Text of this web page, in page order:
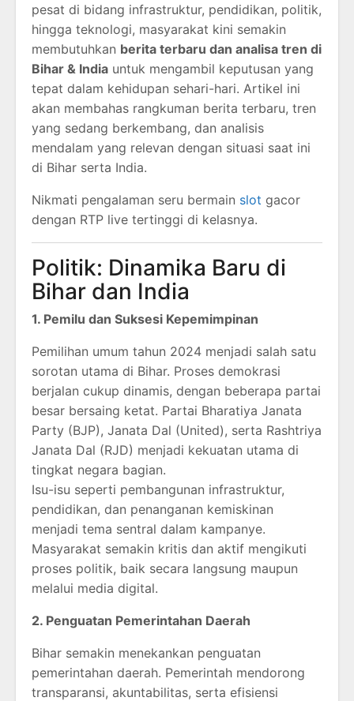
pesat di bidang infrastruktur, pendidikan, politik,
hingga teknologi, masyarakat kini semakin
membutuhkan berita terbaru dan analisa tren di
Bihar & India untuk mengambil keputusan yang
tepat dalam kehidupan sehari-hari. Artikel ini
akan membahas rangkuman berita terbaru, tren
yang sedang berkembang, dan analisis
mendalam yang relevan dengan situasi saat ini
di Bihar serta India.
Nikmati pengalaman seru bermain slot gacor
dengan RTP live tertinggi di kelasnya.
Politik: Dinamika Baru di
Bihar dan India
1. Pemilu dan Suksesi Kepemimpinan
Pemilihan umum tahun 2024 menjadi salah satu
sorotan utama di Bihar. Proses demokrasi
berjalan cukup dinamis, dengan beberapa partai
besar bersaing ketat. Partai Bharatiya Janata
Party (BJP), Janata Dal (United), serta Rashtriya
Janata Dal (RJD) menjadi kekuatan utama di
tingkat negara bagian.
Isu-isu seperti pembangunan infrastruktur,
pendidikan, dan penanganan kemiskinan
menjadi tema sentral dalam kampanye.
Masyarakat semakin kritis dan aktif mengikuti
proses politik, baik secara langsung maupun
melalui media digital.
2. Penguatan Pemerintahan Daerah
Bihar semakin menekankan penguatan
pemerintahan daerah. Pemerintah mendorong
transparansi, akuntabilitas, serta efisiensi